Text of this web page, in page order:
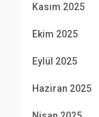
Kasım 2025
Ekim 2025
Eylül 2025
Haziran 2025